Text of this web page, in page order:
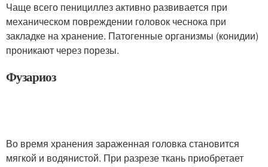
Чаще всего пенициллез активно развивается при
механическом повреждении головок чеснока при
закладке на хранение. Патогенные организмы (конидии)
проникают через порезы.
Фузариоз
Во время хранения зараженная головка становится
мягкой и водянистой. При разрезе ткань приобретает